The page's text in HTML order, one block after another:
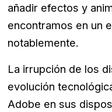
añadir efectos y
encontramos en un
notablemente.
La irrupción de los
evolución
Adobe en sus